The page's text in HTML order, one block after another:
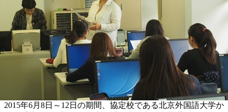
2015年6月8日～12日の期間、協定校である北京外国語大学か